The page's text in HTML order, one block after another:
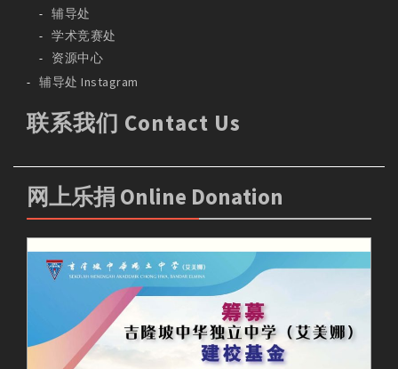
辅导处
学术竞赛处
资源中心
辅导处 Instagram
联系我们 Contact Us
网上乐捐 Online Donation